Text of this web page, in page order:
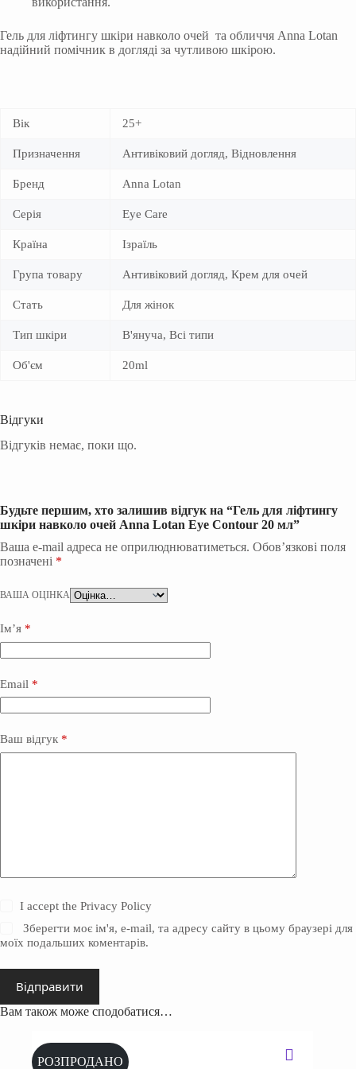
Гель для ліфтингу шкіри навколо очей та обличчя Anna Lotan
надійний помічник в догляді за чутливою шкірою.
Вік 25+
Призначення Антивіковий догляд, Відновлення
Бренд Anna Lotan
Серія Eye Care
Країна Ізраїль
Група товару Антивіковий догляд, Крем для очей
Стать Для жінок
Тип шкіри В'януча, Всі типи
Об'єм 20ml
Відгуки
Відгуків немає, поки що.
Будьте першим, хто залишив відгук на “Гель для ліфтингу
шкіри навколо очей Anna Lotan Eye Contour 20 мл”
Ваша e-mail адреса не оприлюднюватиметься. Обов’язкові поля
позначені *
ВАША ОЦІНКА
Ім’я *
Email *
Ваш відгук *
I accept thePrivacy Policy
Зберегти моє ім'я, e-mail, та адресу сайту в цьому браузері для
моїх подальших коментарів.
Відправити
Вам також може сподобатися…
РОЗПРОДАНО